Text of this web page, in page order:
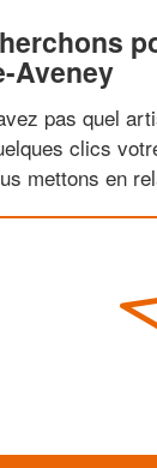
Aveney
pas quel
clics
mettons en